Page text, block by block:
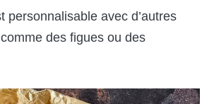
personnalisable avec d’autres
des figues ou des